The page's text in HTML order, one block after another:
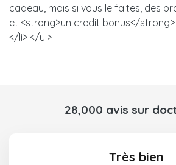
cadeau, mais si vous le faites, des
et <strong>un credit bonus</
</li> </ul>
28,000 avis sur
Très bien